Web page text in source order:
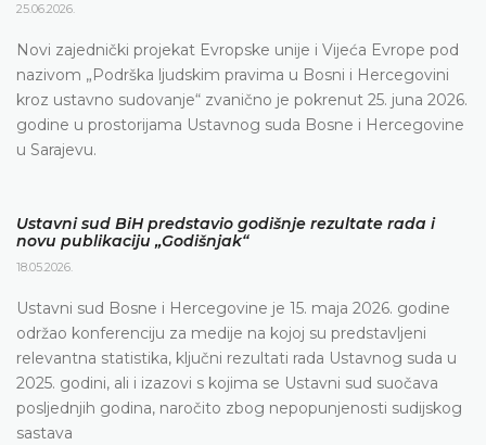
25.06.2026.
Novi zajednički projekat Evropske unije i Vijeća Evrope pod
nazivom „Podrška ljudskim pravima u Bosni i Hercegovini
kroz ustavno sudovanje“ zvanično je pokrenut 25. juna 2026.
godine u prostorijama Ustavnog suda Bosne i Hercegovine
u Sarajevu.
Ustavni sud BiH predstavio godišnje rezultate rada i
novu publikaciju „Godišnjak“
18.05.2026.
Ustavni sud Bosne i Hercegovine je 15. maja 2026. godine
održao konferenciju za medije na kojoj su predstavljeni
relevantna statistika, ključni rezultati rada Ustavnog suda u
2025. godini, ali i izazovi s kojima se Ustavni sud suočava
posljednjih godina, naročito zbog nepopunjenosti sudijskog
sastava